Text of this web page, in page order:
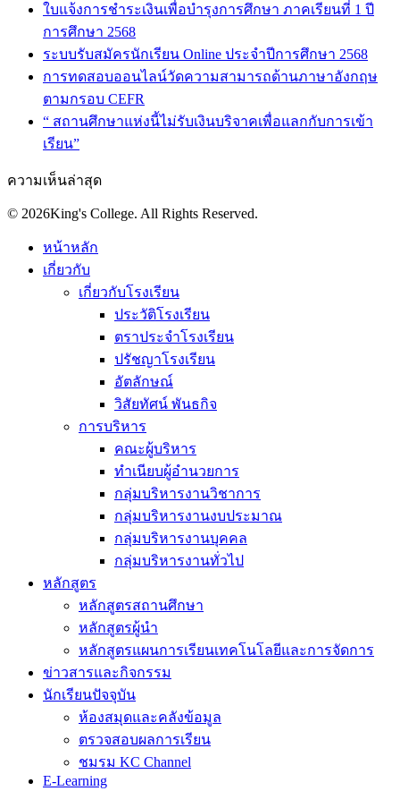
ใบแจ้งการชำระเงินเพื่อบำรุงการศึกษา ภาคเรียนที่ 1 ปี
การศึกษา 2568
ระบบรับสมัครนักเรียน Online ประจำปีการศึกษา 2568
การทดสอบออนไลน์วัดความสามารถด้านภาษาอังกฤษ
ตามกรอบ CEFR
“ สถานศึกษาแห่งนี้ไม่รับเงินบริจาคเพื่อแลกกับการเข้า
เรียน”
ความเห็นล่าสุด
© 2026King's College. All Rights Reserved.
หน้าหลัก
เกี่ยวกับ
เกี่ยวกับโรงเรียน
ประวัติโรงเรียน
ตราประจำโรงเรียน
ปรัชญาโรงเรียน
อัตลักษณ์
วิสัยทัศน์ พันธกิจ
การบริหาร
คณะผู้บริหาร
ทำเนียบผู้อำนวยการ
กลุ่มบริหารงานวิชาการ
กลุ่มบริหารงานงบประมาณ
กลุ่มบริหารงานบุคคล
กลุ่มบริหารงานทั่วไป
หลักสูตร
หลักสูตรสถานศึกษา
หลักสูตรผู้นำ
หลักสูตรแผนการเรียนเทคโนโลยีและการจัดการ
ข่าวสารและกิจกรรม
นักเรียนปัจจุบัน
ห้องสมุดและคลังข้อมูล
ตรวจสอบผลการเรียน
ชมรม KC Channel
E-Learning